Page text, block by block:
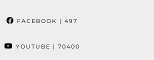
FACEBOOK | 497
YOUTUBE | 70400